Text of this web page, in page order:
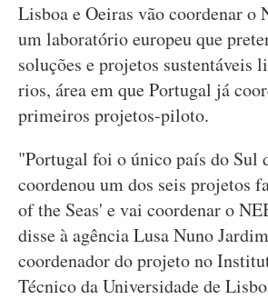
Lisboa e Oeiras vão coordenar o
um laboratório europeu que
soluções e projetos sustentáveis
rios, área em que Portugal já
primeiros projetos-piloto.
"Portugal foi o único país do Sul
coordenou um dos seis projetos
of the Seas' e vai coordenar o
disse à agência Lusa Nuno
coordenador do projeto no
Técnico da Universidade de